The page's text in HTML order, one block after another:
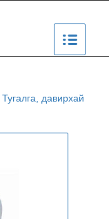
Тугалга, давирхай